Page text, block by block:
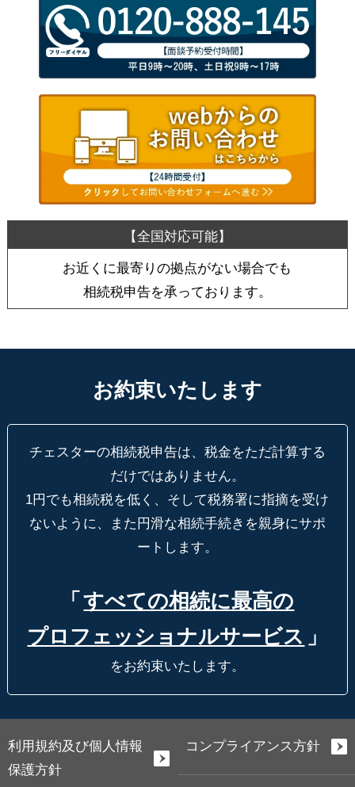
お近くに最寄りの拠点がない場合でも
相続税申告を承っております。
お約束いたします
チェスターの相続税申告は、税金をただ計算する
だけではありません。
1円でも相続税を低く、そして税務署に指摘を受け
ないように、
また円滑な相続手続きを親身にサポ
ートします。
「 すべての相続に最高の
プロフェッショナルサービス 」
をお約束いたします。
利用規約及び個人情報
保護方針
コンプライアンス方針